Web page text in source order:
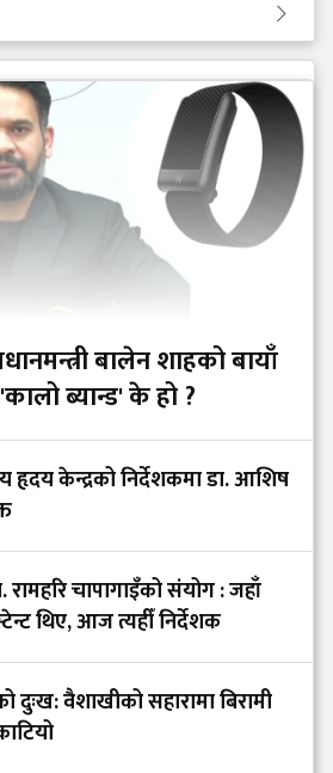
बालेन शाहको बायाँ
ब्यान्ड' के हो ?
हृदय केन्द्रको निर्देशकमा डा. आशिष
रामहरि चापागाइँको संयोग : जहाँ
थिए, आज त्यहीँ निर्देशक
वैशाखीको सहारामा बिरामी